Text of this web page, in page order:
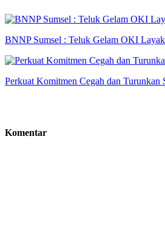
BNNP Sumsel : Teluk Gelam OKI
Perkuat Komitmen Cegah dan Turunkan
Komentar